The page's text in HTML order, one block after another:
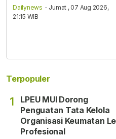
Dailynews - Jumat , 07 Aug 2026,
21:15 WIB
Terpopuler
1
LPEU MUI Dorong
Penguatan Tata Kelola
Organisasi Keumatan
Profesional